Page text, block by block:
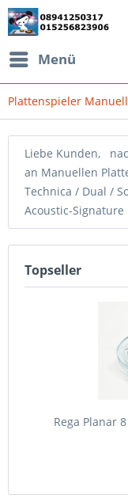
Menü
Plattenspieler Manuell
Liebe Kunden,
an Manuellen
Technica / Dual /
Acoustic-Signature
Topseller
Rega Planar